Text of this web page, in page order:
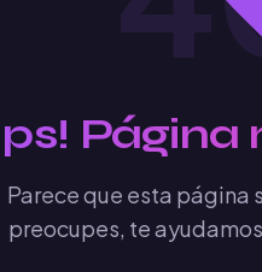
Parece que esta página
preocupes, te